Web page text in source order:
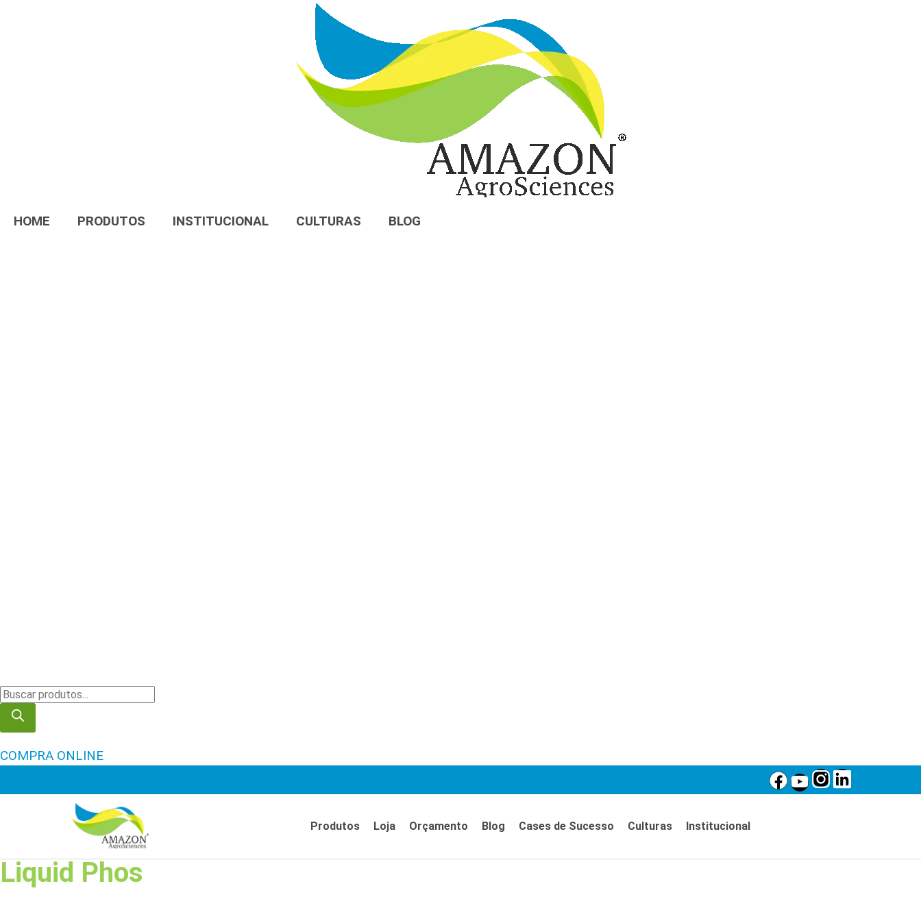
HOME PRODUTOS INSTITUCIONAL CULTURAS BLOG
COMPRA ONLINE
Produtos Loja Orçamento Blog Cases de Sucesso Culturas Institucional
Liquid Phos